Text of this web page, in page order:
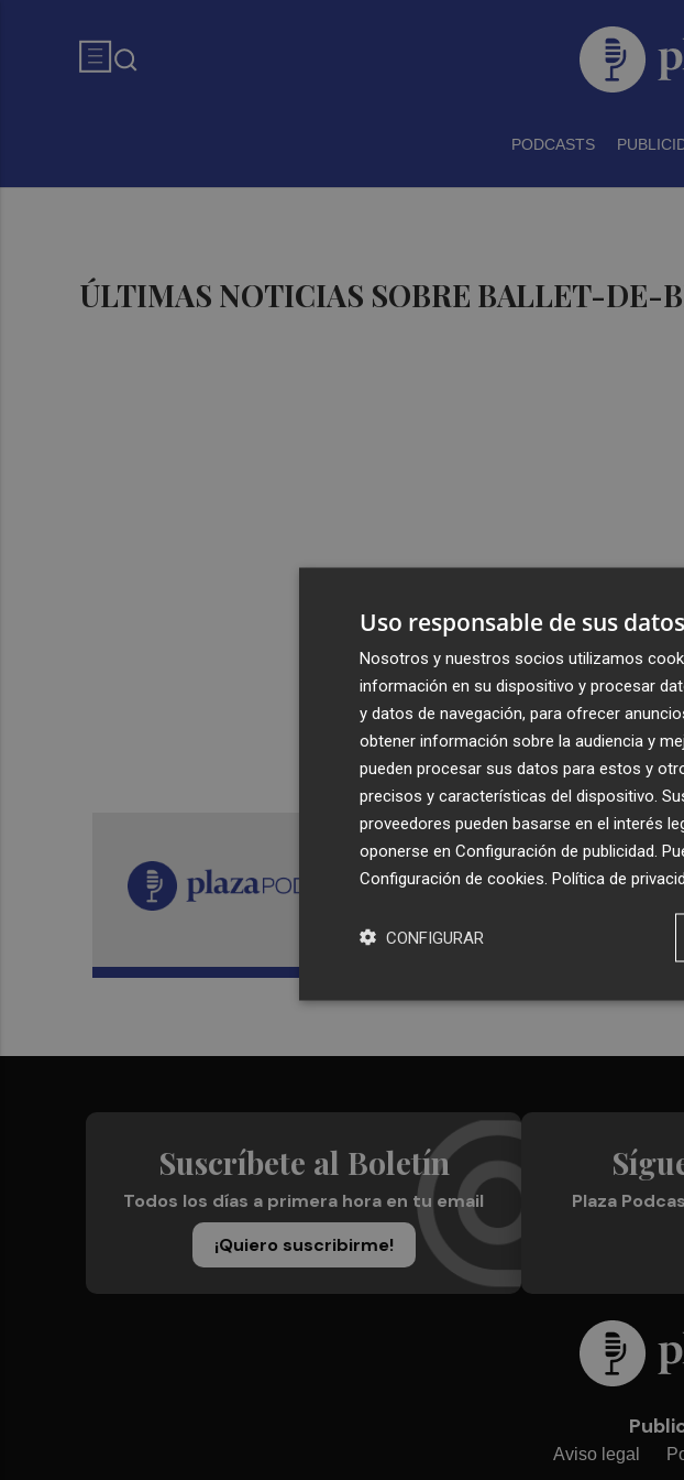
PODCASTS
ÚLTIMAS NOTICIAS SOBRE BALLET-DE-
Recibe
Plaza
Suscríbete al Boletín
Todos los días a primera hora en tu email
¡Quiero suscribirme!
Plaza
Aviso legal
Uso responsable de sus datos
Nosotros y nuestros socios utilizamos
información en su dispositivo y procesar
y datos de navegación, para ofrecer
obtener información sobre la audiencia y
pueden procesar sus datos para estos y
precisos y características del dispositivo.
proveedores pueden basarse en el interés
oponerse en Configuración de publicidad .
Configuración de cookies Política de
CONFIGURAR